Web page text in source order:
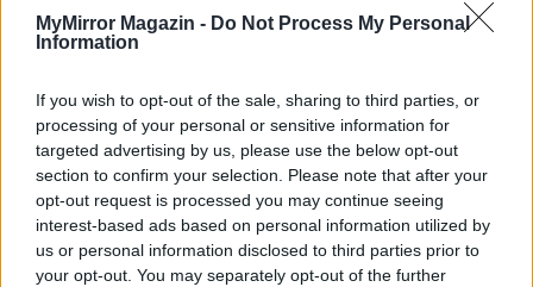
MyMirror Magazin - Do Not Process My Personal
Information
If you wish to opt-out of the sale, sharing to third parties, or
processing of your personal or sensitive information for
targeted advertising by us, please use the below opt-out
section to confirm your selection. Please note that after your
opt-out request is processed you may continue seeing
interest-based ads based on personal information utilized by
us or personal information disclosed to third parties prior to
your opt-out. You may separately opt-out of the further
T. szereti a fiatal lányokat 14. rész
Pedig szóltam… – Miért nem hiszünk a